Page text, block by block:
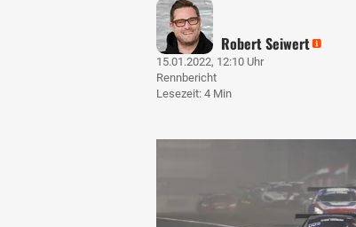
Robert Seiwert
15.01.2022, 12:10 Uhr
Rennbericht
Lesezeit: 4 Min